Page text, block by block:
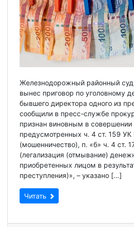
Железнодорожный районный
вынес приговор по уголовному
бывшего директора одного из
сообщили в пресс-службе
признан виновным в совершении
предусмотренных ч. 4 ст. 159
(мошенничество), п. «б» ч. 4 ст.
(легализация (отмывание)
приобретенных лицом в
преступления)», – указано […]
Читать